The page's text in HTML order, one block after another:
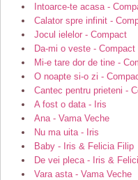
Intoarce-te acasa -
Calator spre infinit -
Jocul ielelor - Compact
Da-mi o veste - Compact
Mi-e tare dor de tine -
O noapte si-o zi -
Cantec pentru prieteni -
A fost o data - Iris
Ana - Vama Veche
Nu ma uita - Iris
Baby - Iris & Felicia Filip
De vei pleca - Iris &
Vara asta - Vama Veche